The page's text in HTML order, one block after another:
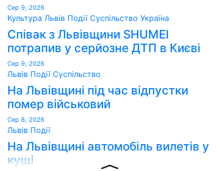
Сер 9, 2026
Культура Львів Події Суспільство Україна
Співак з Львівщини SHUMEI
потрапив у серйозне ДТП в Києві
Сер 9, 2026
Львів Події Суспільство
На Львівщині під час відпустки
помер військовий
Сер 8, 2026
Львів Події
На Львівщині автомобіль вилетів у
кущі